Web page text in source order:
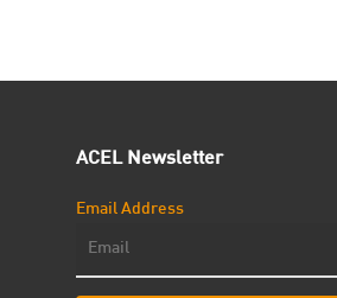
ACEL Newsletter
Email Address